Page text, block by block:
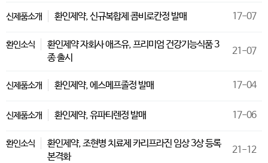
신제품소개 환인제약, 신규복합제 콤비로칸정 발매 17-07
환인소식
환인제약 자회사 애즈유, 프리미엄 건강기능식품 3
종 출시
21-07
신제품소개 환인제약, 에스메프졸정 발매 17-04
신제품소개 환인제약, 유파티렌정 발매 17-06
환인소식
환인제약, 조현병 치료제 카리프라진 임상 3상 등록
본격화
21-12